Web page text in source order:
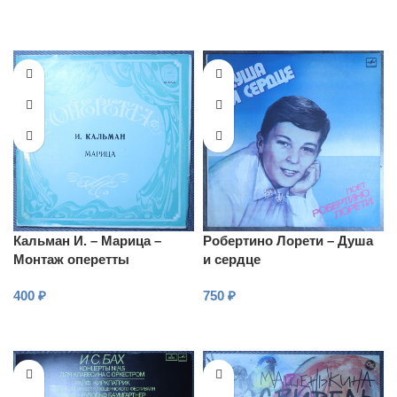
Кальман И. – Марица –
Монтаж оперетты
400 ₽
Робертино Лорети – Душа
и сердце
750 ₽